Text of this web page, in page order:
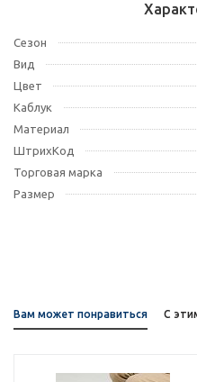
Сезон
Вид
Цвет
Каблук
Материал
ШтрихКод
Торговая марка
Размер
Вам может понравиться С